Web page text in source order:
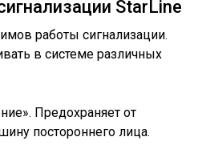
StarLine
работы сигнализации.
в системе различных
Предохраняет от
постороннего лица.